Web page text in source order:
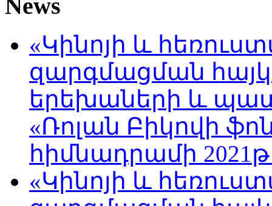
News
«Կինոյի և
զարգմացման
երեխաների և
«Ռոլան Բիկովի
հիմնադրամի
«Կինոյի և